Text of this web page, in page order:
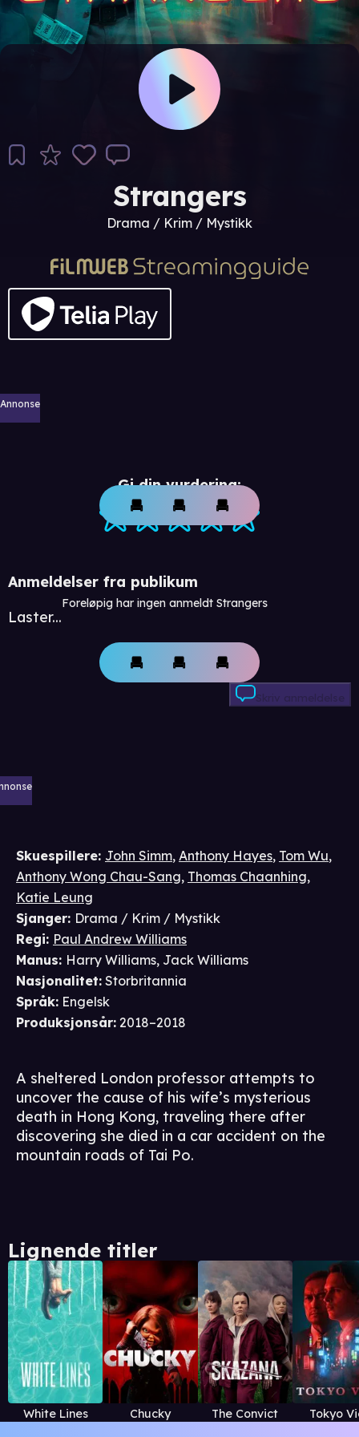
Strangers
Drama / Krim / Mystikk
Annonse
Gi din vurdering:
Anmeldelser fra publikum
Laster...
Foreløpig har ingen anmeldt Strangers
Skriv anmeldelse
Skuespillere: John Simm, Anthony Hayes, Tom Wu,
Anthony Wong Chau-Sang, Thomas Chaanhing,
Katie Leung
Sjanger: Drama / Krim / Mystikk
Regi: Paul Andrew Williams
Manus: Harry Williams, Jack Williams
Nasjonalitet: Storbritannia
Språk: Engelsk
Produksjonsår: 2018–2018
A sheltered London professor attempts to
uncover the cause of his wife’s mysterious
death in Hong Kong, traveling there after
discovering she died in a car accident on the
mountain roads of Tai Po.
Lignende titler
White Lines Chucky The Convict Tokyo